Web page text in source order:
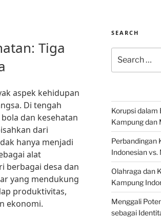
Tiga
aspek kehidupan
Di tengah
dan kesehatan
dari
hanya menjadi
alat
berbagai desa dan
yang mendukung
produktivitas,
ekonomi.
SEARCH
for:
Korupsi dalam
Kampung dan
Perbandingan
Indonesian vs.
Olahraga dan
Kampung
Menggali
sebagai